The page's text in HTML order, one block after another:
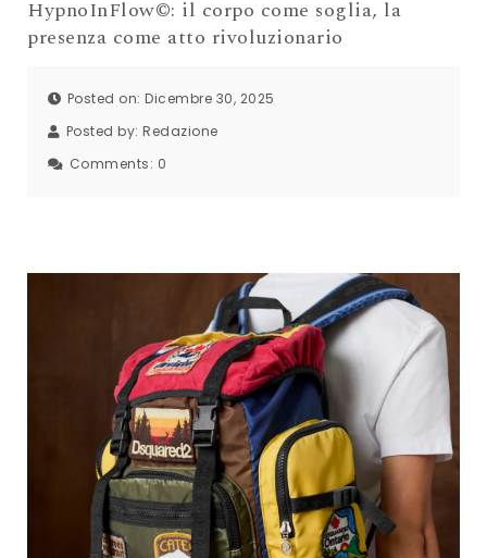
HypnoInFlow©: il corpo come soglia, la
presenza come atto rivoluzionario
Posted on: Dicembre 30, 2025
Posted by: Redazione
Comments: 0